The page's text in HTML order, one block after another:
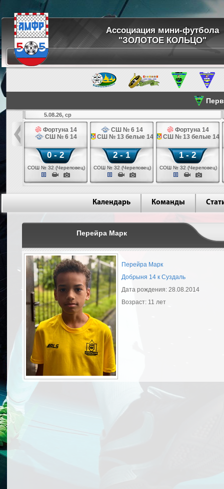
Ассоциация мини-футбола
"ЗОЛОТОЕ КОЛЬЦО"
14
5.08.26, ср
Фортуна 14
СШ № 6 14
0 - 2
СОШ № 32 (Череповец)
СШ № 6 14
СШ № 13 белые 14
2 - 1
СОШ № 32 (Череповец)
Фортуна 14
СШ № 13 белые 14
1 - 2
СОШ № 32 (Череповец)
Календарь Команды
Перейра Марк
Перейра Марк
Добрыня 14 к Суздаль
Дата рождения: 28.08.2014
Возраст: 11 лет